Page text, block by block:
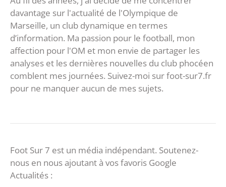
davantage sur l'actualité de l'Olympique de
Marseille, un club dynamique en termes
d’information. Ma passion pour le football, mon
affection pour l'OM et mon envie de partager les
analyses et les dernières nouvelles du club phocéen
comblent mes journées. Suivez-moi sur foot-sur7.fr
pour ne manquer aucun de mes sujets.
Foot Sur 7 est un média indépendant. Soutenez-
nous en nous ajoutant à vos favoris Google
Actualités :